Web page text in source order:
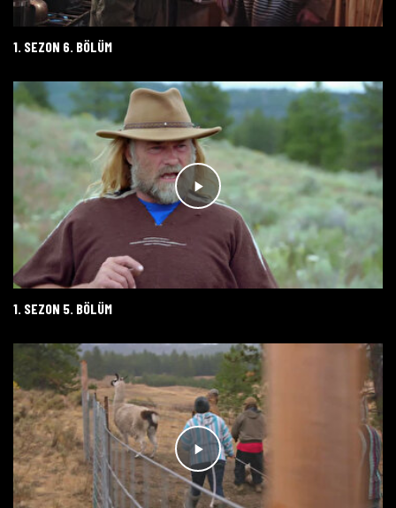
1. SEZON 6. BÖLÜM
1. SEZON 5. BÖLÜM